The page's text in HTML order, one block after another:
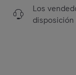
Los
disposición